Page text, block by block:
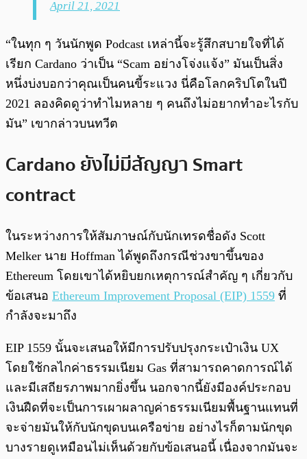
April 21, 2021
“ในทุก ๆ วันนักพูด Podcast เหล่านี้จะรู้สึกสบายใจที่ได้
เรียก Cardano ว่าเป็น “Scam อย่างโจ่งแจ้ง” มันเป็นสิ่ง
หนึ่งบ่งบอกว่าคุณเป็นคนขี้ระแวง นี่คือโลกคริปโตในปี
2021 ลองคิดดูว่าทำไมหลาย ๆ คนถึงไม่อยากทำอะไรกับ
มัน” เขากล่าวบนทวีต
Cardano ยังไม่มีสัญญา Smart
contract
ในระหว่างการให้สัมภาษณ์กับนักเทรดชื่อดัง Scott
Melker นาย Hoffman ได้พูดถึงกรณีช่วงขาขึ้นของ
Ethereum โดยเขาได้หยิบยกเหตุการณ์สำคัญ ๆ เกี่ยวกับ
ข้อเสนอ Ethereum Improvement Proposal (EIP) 1559 ที่
กำลังจะมาถึง
EIP 1559 นั้นจะเสนอให้มีการปรับปรุงกระเป๋าเงิน UX
โดยใช้กลไกค่าธรรมเนียม Gas ที่สามารถคาดการณ์ได้
และมีเสถียรภาพมากยิ่งขึ้น นอกจากนี้ยังมีองค์ประกอบ
เงินฝืดที่จะเป็นการเผาผลาญค่าธรรมเนียมพื้นฐานแทนที่
จะจ่ายมันให้กับนักขุดบนเครือข่าย อย่างไรก็ตามนักขุด
บางรายดูเหมือนไม่เห็นด้วยกับข้อเสนอนี้ เนื่องจากมันจะ